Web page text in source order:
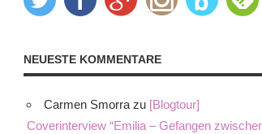
NEUESTE KOMMENTARE
Carmen Smorra zu [Blogtour]
Coverinterview “Emilia – Gefangen